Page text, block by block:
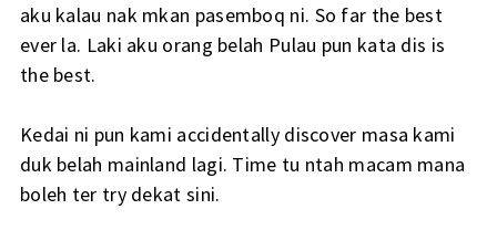
aku kalau nak mkan pasemboq ni. So far the best
ever la. Laki aku orang belah Pulau pun kata dis is
the best.
Kedai ni pun kami accidentally discover masa kami
duk belah mainland lagi. Time tu ntah macam mana
boleh ter try dekat sini.